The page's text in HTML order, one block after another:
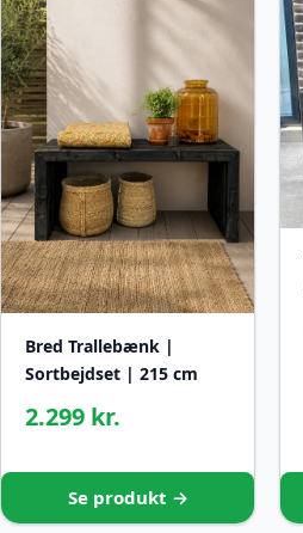
Bred Trallebænk |
Sortbejdset | 215 cm
2.299 kr.
Se produkt →